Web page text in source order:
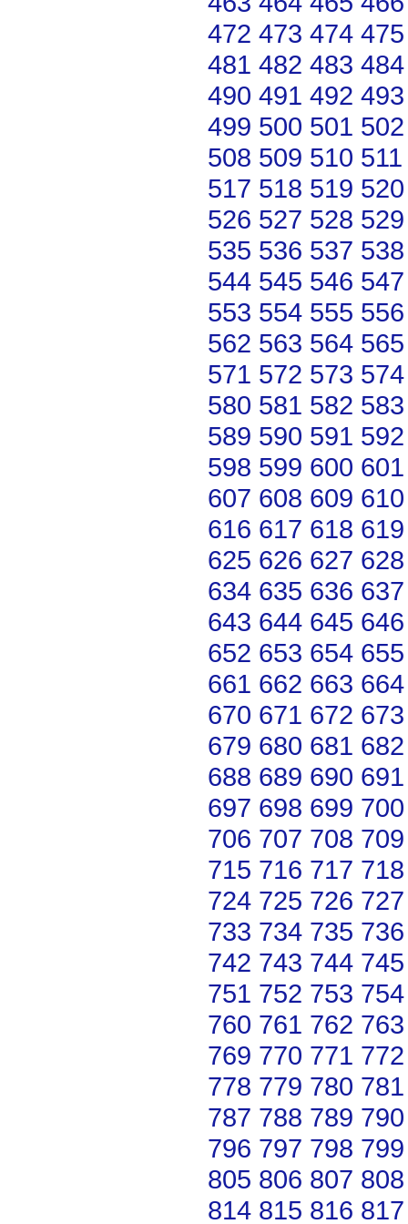
472 473 474 475
481 482 483 484
490 491 492 493
499 500 501 502
508 509 510 511
517 518 519 520
526 527 528 529
535 536 537 538
544 545 546 547
553 554 555 556
562 563 564 565
571 572 573 574
580 581 582 583
589 590 591 592
598 599 600 601
607 608 609 610
616 617 618 619
625 626 627 628
634 635 636 637
643 644 645 646
652 653 654 655
661 662 663 664
670 671 672 673
679 680 681 682
688 689 690 691
697 698 699 700
706 707 708 709
715 716 717 718
724 725 726 727
733 734 735 736
742 743 744 745
751 752 753 754
760 761 762 763
769 770 771 772
778 779 780 781
787 788 789 790
796 797 798 799
805 806 807 808
814 815 816 817